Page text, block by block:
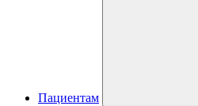
Пациентам